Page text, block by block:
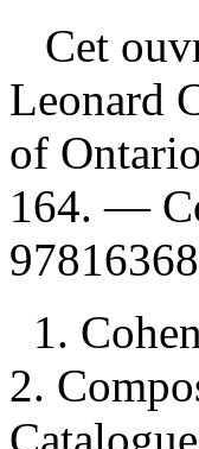
Cet
Leonard
of
164. —
1.
2.